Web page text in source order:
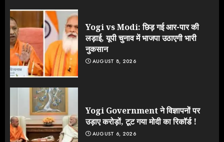
Yogi vs Modi: छिड़ गई आर-पार की
लड़ाई, यूपी चुनाव में भाजपा उठाएगी भारी
नुकसान
AUGUST 8, 2026
Yogi Government ने विज्ञापनों पर
उड़ाए करोड़ों, टूट गया मोदी का रिकॉर्ड !
AUGUST 6, 2026
4
5
JULY 23, 2026